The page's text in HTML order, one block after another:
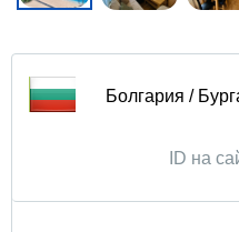
Болгария /
ID на